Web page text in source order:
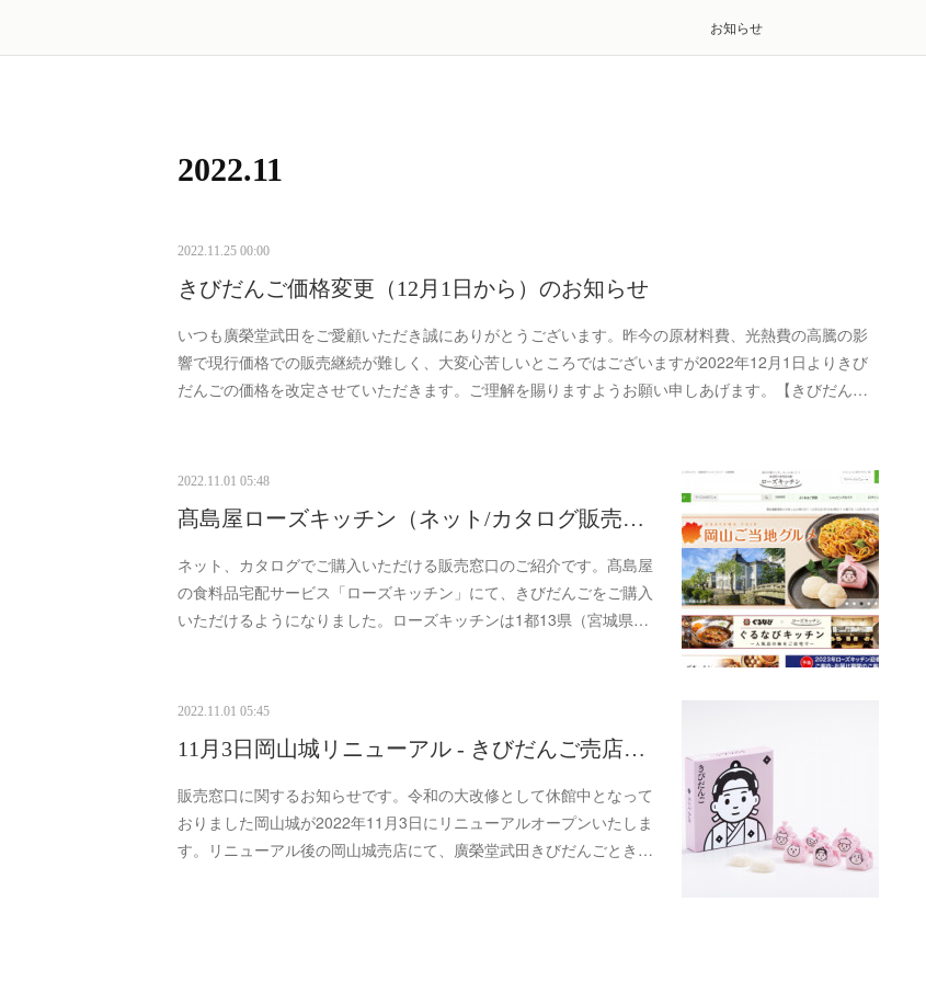
お知らせ
2022.11
2022.11.25 00:00
きびだんご価格変更（12月1日から）のお知らせ
いつも廣榮堂武田をご愛顧いただき誠にありがとうございます。昨今の原材料費、光熱費の高騰の影
響で現行価格での販売継続が難しく、大変心苦しいところではございますが2022年12月1日よりきび
だんごの価格を改定させていただきます。ご理解を賜りますようお願い申しあげます。【きびだん…
2022.11.01 05:48
髙島屋ローズキッチン（ネット/カタログ販売…
ネット、カタログでご購入いただける販売窓口のご紹介です。髙島屋
の食料品宅配サービス「ローズキッチン」にて、きびだんごをご購入
いただけるようになりました。ローズキッチンは1都13県（宮城県…
2022.11.01 05:45
11月3日岡山城リニューアル - きびだんご売店…
販売窓口に関するお知らせです。令和の大改修として休館中となって
おりました岡山城が2022年11月3日にリニューアルオープンいたしま
す。リニューアル後の岡山城売店にて、廣榮堂武田きびだんごとき…